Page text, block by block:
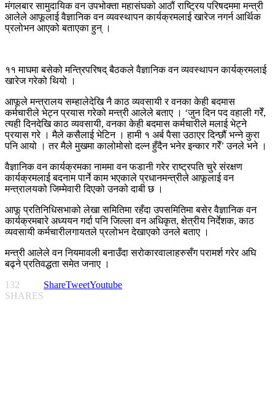
मंगलबार सामुदायिक वन उपभोक्ता महासंघको आठौं राष्ट्रिय परिषदममा मन्त्री
आलेले आफूलाई वैज्ञानिक वन व्यवस्थापन कार्यक्रमलाई खारेज नगर्न आर्थिक
प्रलोभन आएको बताएका हुन् ।
११ माघमा बसेको मन्त्रिपरिषद् बैठकले वैज्ञानिक वन व्यवस्थापन कार्यक्रमलाई
खारेज गरेको थियो ।
आफूले मन्त्रालय सम्हालेदेखि नै काठ व्यवसायी र वनका केही बदमास
कर्मचारीले भेट्न प्रयास गरेको मन्त्री आलेले बताए । ‘जुन दिन पद वहाली गरेँ,
त्यही दिनदेखि काठ व्यवसायी, वनका केही बदमास कर्मचारीले मलाई भेट्ने
प्रयास गरे । मैले कसैलाई भेटिन । हामी १ अर्ब पैसा उठाएर दिन्छौं भन्ने कुरा
पनि आयो । तर मैले मुखमा कालोमोसो दल्न हुँदैन भनेर इन्कार गरेँ’ उनले भने ।
वैज्ञानिक वन कार्यक्रमका नाममा वन फडानी गरेर राष्ट्रपति चुरे संरक्षण
कार्यक्रमलाई बदनाम पार्ने काम भएकाले प्रधानमन्त्रीले आफूलाई वन
मन्त्रालयको जिम्मेवारी दिएको उनको दाबी छ ।
आफू प्रतिनिधिसभाको लेखा समितिमा रहँदा उपसमितिमा बसेर वैज्ञानिक वन
कार्यक्रमबारे अध्ययन गर्दा पनि जिल्ला वन अधिकृत, क्षेत्रीय निर्देशक, काठ
व्यवसायी कर्मचारीलगायतले प्रलोभन देखाएको उनले बताए ।
मन्त्री आलेले वन नियमावली बनाउँदा सरोकारवालाहरुसँग परामर्श गरेर अघि
बढ्ने प्रतिवद्धता समेत जनाए ।
132
SHARES
ShareTweetYoutube